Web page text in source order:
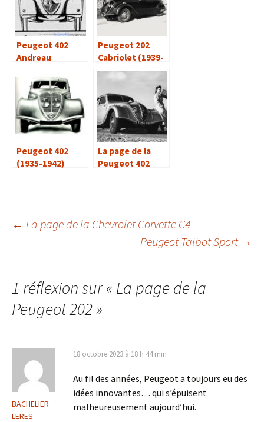
Peugeot 402
Andreau
Peugeot 202
Cabriolet (1939-
1949)
Peugeot 402
(1935-1942)
La page de la
Peugeot 402
Navigation
articles
← La page de la Chevrolet Corvette C4
Peugeot Talbot Sport →
1 réflexion sur « La page de la
Peugeot 202»
BACHELIER
LERES
18 octobre 2023 à 18 h 44 min
Au fil des années, Peugeot a toujours eu des
idées innovantes… qui s’épuisent
malheureusement aujourd’hui.